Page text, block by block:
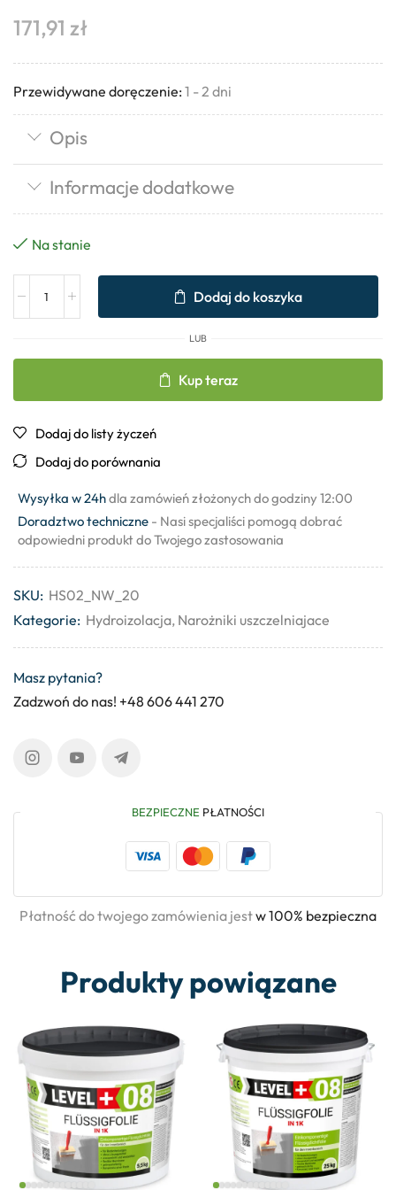
171,91 zł
Przewidywane doręczenie: 1 - 2 dni
Opis
Informacje dodatkowe
Na stanie
Dodaj do koszyka
LUB
Kup teraz
Dodaj do listy życzeń
Dodaj do porównania
Wysyłka w 24hdla zamówień złożonych do godziny 12:00
Doradztwo techniczne - Nasi specjaliści pomogą dobrać
odpowiedni produkt do Twojego zastosowania
SKU: HS02_NW_20
Kategorie: Hydroizolacja, Narożniki uszczelniajace
Masz pytania?
Zadzwoń do nas! +48 606 441 270
BEZPIECZNE PŁATNOŚCI
Płatność do twojego zamówienia jestw 100% bezpieczna
Produkty powiązane